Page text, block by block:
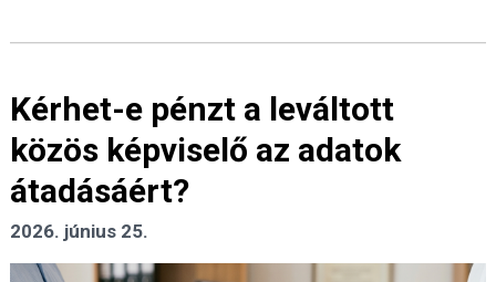
Kérhet-e pénzt a leváltott
közös képviselő az adatok
átadásáért?
2026. június 25.